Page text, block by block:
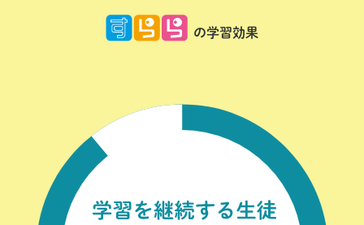
の学習効果